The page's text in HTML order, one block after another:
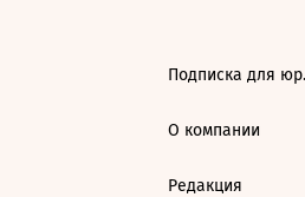
Подписка для
О компании
Редакция